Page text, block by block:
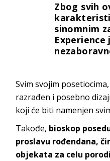
Zbog svih
sinomnim
Experience
Svim svojim
razrađen i posebno
koji će biti namenjen
Takođe, bioskop
proslavu rođendana,
objekata za celu